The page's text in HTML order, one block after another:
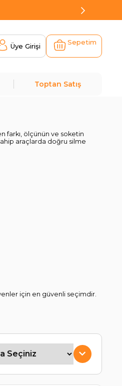
Üye Girişi Sepetim
Toptan Satış
farkı, ölçünün ve soketin
araçlarda doğru silme
için en güvenli seçimdir.